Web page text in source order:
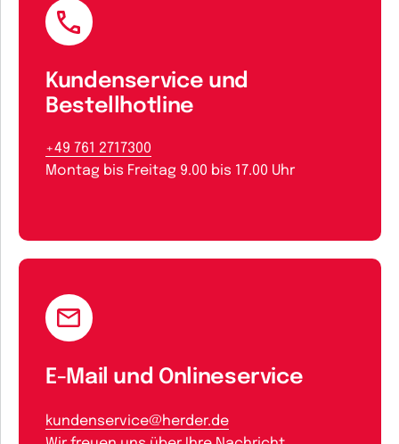
Kundenservice und
Bestellhotline
+49 761 2717300
Montag bis Freitag 9.00 bis 17.00 Uhr
E-Mail und Onlineservice
kundenservice@herder.de